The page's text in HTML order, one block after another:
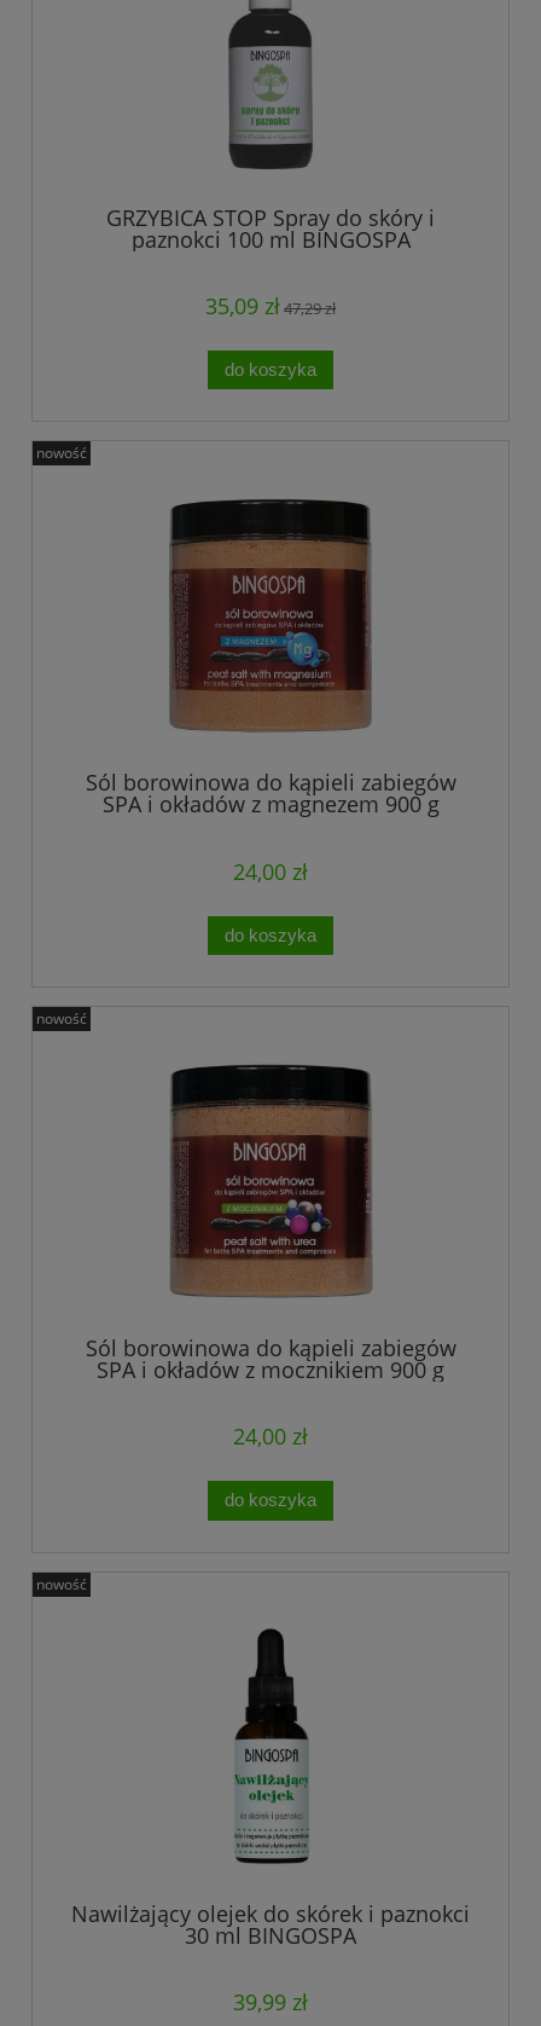
GRZYBICA STOP Spray do skóry i
paznokci 100 ml BINGOSPA
35,09 zł47,29 zł
do koszyka
Sól borowinowa do kąpieli zabiegów
SPA i okładów z magnezem 900 g
24,00 zł
do koszyka
nowość
Sól borowinowa do kąpieli zabiegów
SPA i okładów z mocznikiem 900 g
24,00 zł
do koszyka
nowość
Nawilżający olejek do skórek i paznokci
30 ml BINGOSPA
39,99 zł
nowość